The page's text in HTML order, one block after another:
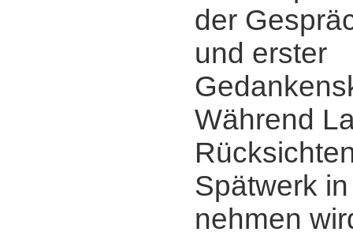
der
und erster
Während
Spätwerk
nehmen